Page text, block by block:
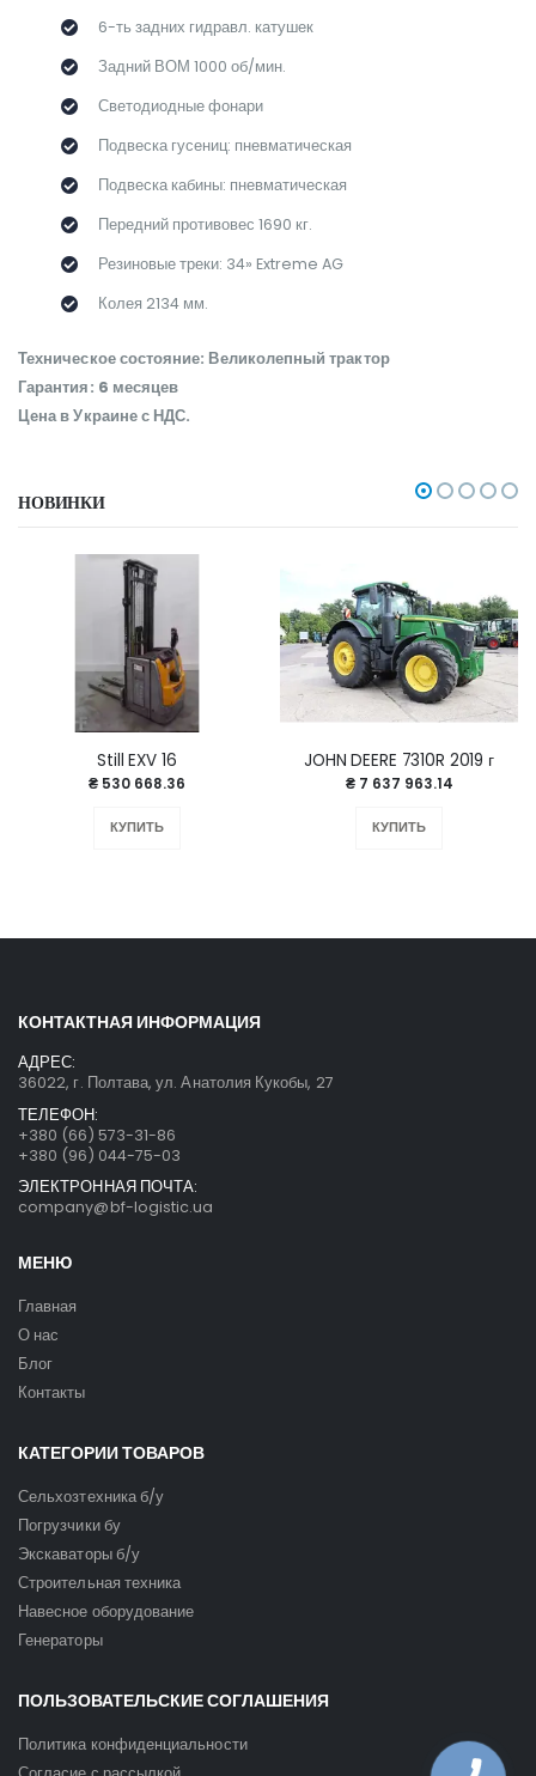
6-ть задних гидравл. катушек
Задний ВОМ 1000 об/мин.
Светодиодные фонари
Подвеска гусениц: пневматическая
Подвеска кабины: пневматическая
Передний противовес 1690 кг.
Резиновые треки: 34» Extreme AG
Колея 2134 мм.
Техническое состояние: Великолепный трактор
Гарантия: 6 месяцев
Цена в Украине с НДС.
НОВИНКИ
Still EXV 16
₴ 530 668.36
КУПИТЬ
JOHN DEERE 7310R 2019 г
₴ 7 637 963.14
КУПИТЬ
КОНТАКТНАЯ ИНФОРМАЦИЯ
АДРЕС:
36022, г. Полтава, ул. Анатолия Кукобы, 27
ТЕЛЕФОН:
+380 (66) 573-31-86
+380 (96) 044-75-03
ЭЛЕКТРОННАЯ ПОЧТА:
company@bf-logistic.ua
МЕНЮ
Главная
О нас
Блог
Контакты
КАТЕГОРИИ ТОВАРОВ
Сельхозтехника б/у
Погрузчики бу
Экскаваторы б/у
Строительная техника
Навесное оборудование
Генераторы
ПОЛЬЗОВАТЕЛЬСКИЕ СОГЛАШЕНИЯ
Политика конфиденциальности